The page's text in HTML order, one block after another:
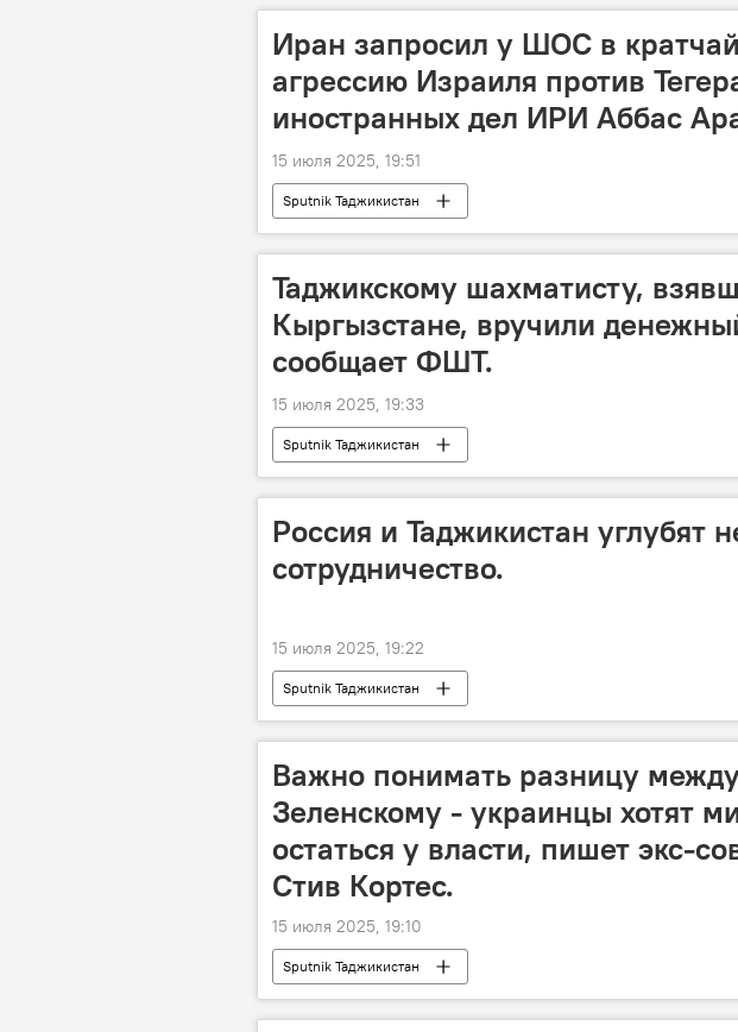
Иран запросил у ШОС в
агрессию Израиля против
иностранных дел ИРИ Аббас
15 июля 2025, 19:51
Sputnik Таджикистан
Таджикскому шахматисту,
Кыргызстане, вручили
сообщает ФШТ.
15 июля 2025, 19:33
Sputnik Таджикистан
Россия и Таджикистан углубят
сотрудничество.
15 июля 2025, 19:22
Sputnik Таджикистан
Важно понимать разницу
Зеленскому - украинцы хотят
остаться у власти, пишет экс-
Стив Кортес.
15 июля 2025, 19:10
Sputnik Таджикистан